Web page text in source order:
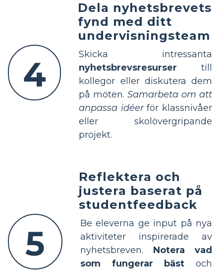
4
Dela nyhetsbrevets
fynd med ditt
undervisningsteam
Skicka intressanta
nyhetsbrevsresurser till
kollegor eller diskutera dem
på möten.Samarbeta om att
anpassa idéerför klassnivåer
eller skolövergripande
projekt.
5
Reflektera och
justera baserat på
studentfeedback
Be eleverna ge input på nya
aktiviteter inspirerade av
nyhetsbreven. Notera vad
som fungerar bäst och